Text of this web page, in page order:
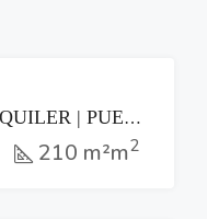
EXCLUSIVA CASA EN ALQUILER | PUERTA DEL BÁLSAMO II, NUEVO CUSCATLÁN
210 m²m2